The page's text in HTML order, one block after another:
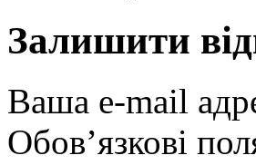
Залишити
Ваша e-mail
Обов’язкові